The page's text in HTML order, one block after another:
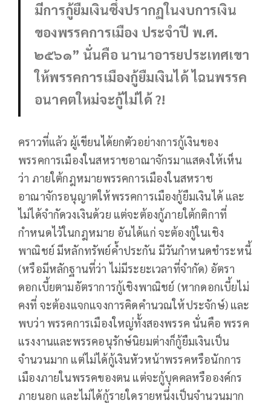
มีการกู้ยืมเงินซึ่งปรากฏในงบการเงิน
ของพรรคการเมือง ประจำปี พ.ศ.
๒๕๖๑” นั่นคือ นานาอารยประเทศเขา
ให้พรรคการเมืองกู้ยืมเงินได้ ไฉนพรรค
อนาคตใหม่จะกู้ไม่ได้ ?!
คราวที่แล้ว ผู้เขียนได้ยกตัวอย่างการกู้เงินของ
พรรคการเมืองในสหราชอาณาจักรมาแสดงให้เห็น
ว่า ภายใต้กฎหมายพรรคการเมืองในสหราช
อาณาจักรอนุญาตให้พรรคการเมืองกู้ยืมเงินได้ และ
ไม่ได้จำกัดวงเงินด้วย แต่จะต้องกู้ภายใต้กติกาที่
กำหนดไว้ในกฎหมาย อันได้แก่ จะต้องกู้ในเชิง
พาณิชย์ มีหลักทรัพย์ค้ำประกัน มีวันกำหนดชำระหนี้
(หรือมีหลักฐานที่ว่า ไม่มีระยะเวลาที่จำกัด) อัตรา
ดอกเบี้ยตามอัตราการกู้เชิงพาณิชย์ (หากดอกเบี้ยไม่
คงที่ จะต้องแจกแจงการคิดคำนวณให้ประจักษ์) และ
พบว่า พรรคการเมืองใหญ่ทั้งสองพรรค นั่นคือ พรรค
แรงงานและพรรคอนุรักษ์นิยมต่างก็กู้ยืมเงินเป็น
จำนวนมาก แต่ไม่ได้กู้เงินหัวหน้าพรรคหรือนักการ
เมืองภายในพรรคของตน แต่จะกู้บุคคลหรือองค์กร
ภายนอก และไม่ได้กู้รายใดรายหนึ่งเป็นจำนวนมาก